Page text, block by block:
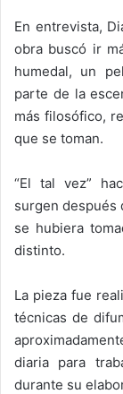
En entrevista,
obra buscó ir
humedal, un
parte de la
más filosófico,
que se toman.
“El tal vez”
surgen después
se hubiera
distinto.
La pieza fue
técnicas de
diaria para
durante su